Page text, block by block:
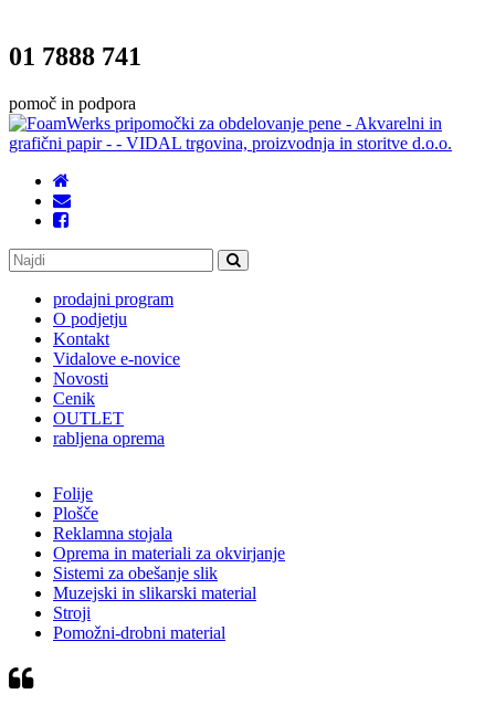
01 7888 741
pomoč in podpora
prodajni program
O podjetju
Kontakt
Vidalove e-novice
Novosti
Cenik
OUTLET
rabljena oprema
Folije
Plošče
Reklamna stojala
Oprema in materiali za okvirjanje
Sistemi za obešanje slik
Muzejski in slikarski material
Stroji
Pomožni-drobni material